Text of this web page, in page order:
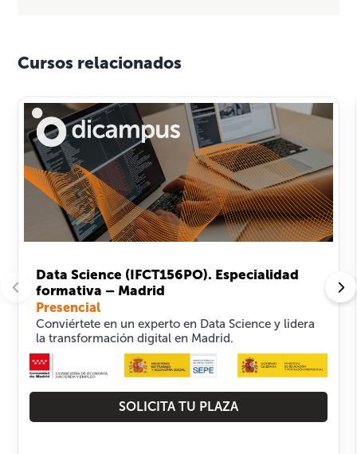
Cursos relacionados
Data Science (IFCT156PO). Especialidad
formativa – Madrid
Presencial
Conviértete en un experto en Data Science y lidera
la transformación digital en Madrid.
SOLICITA TU PLAZA